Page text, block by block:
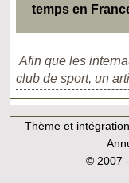
temps en
Afin que les
club de sport, un
Thème et
© 2007